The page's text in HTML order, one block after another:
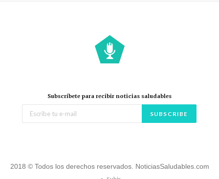
Subscríbete para recibir noticias saludables
2018 © Todos los derechos reservados. NoticiasSaludables.com